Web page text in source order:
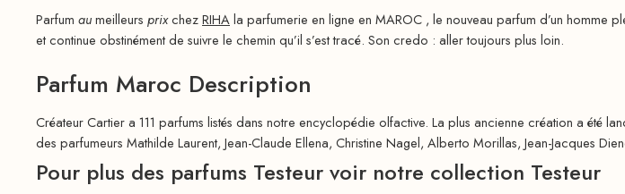
Parfum aumeilleurs prixchezRIHAla parfumerie en ligne en MAROC , le nouveau parfum d’un
et continue obstinément de suivre le chemin qu’il s’est tracé. Son credo : aller toujours plus loin.
Parfum Maroc Description
Créateur Cartier a 111 parfums listés dans notre encyclopédie olfactive. La plus ancienne création a été
des parfumeurs Mathilde Laurent, Jean-Claude Ellena, Christine Nagel, Alberto Morillas, Jean-Jacques
Pour plus des parfums Testeur voir notre collection Testeur